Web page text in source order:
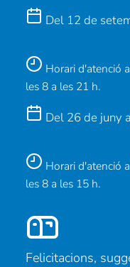
Del 12 de
Horari d'atenció
les 8 a les 21 h.
Del 26 de juny
Horari d'atenció
les 8 a les 15 h.
Felicitacions,